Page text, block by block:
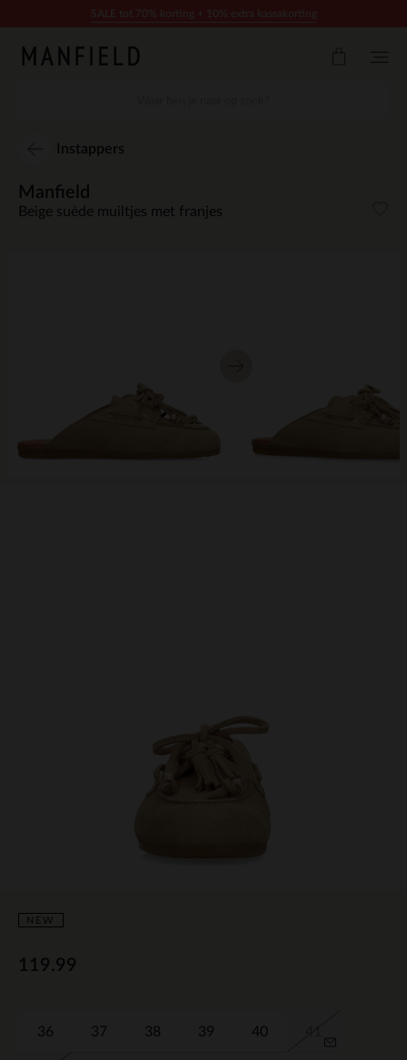
Instappers
NEW
Manfield
Beige suède muiltjes met franjes
119.99
36 37 38 39 40